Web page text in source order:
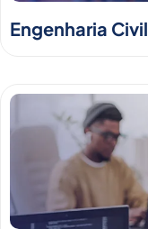
Engenharia Civil